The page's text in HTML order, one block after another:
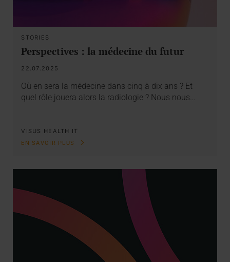
STORIES
Perspectives : la médecine du futur
22.07.2025
Où en sera la médecine dans cinq à dix ans ? Et
quel rôle jouera alors la radiologie ? Nous nous…
VISUS HEALTH IT
EN SAVOIR PLUS